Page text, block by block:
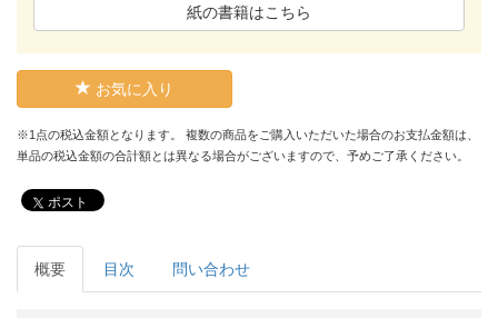
紙の書籍はこちら
お気に入り
※1点の税込金額となります。 複数の商品をご購入いただいた場合のお支払金額は、
単品の税込金額の合計額とは異なる場合がございますので、予めご了承ください。
ポスト
概要 目次 問い合わせ